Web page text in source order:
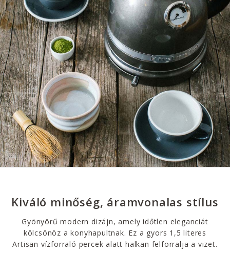
Kiváló minőség, áramvonalas stílus
Gyönyörű modern dizájn, amely időtlen eleganciát
kölcsönöz a konyhapultnak. Ez a gyors 1,5 literes
Artisan vízforraló percek alatt halkan felforralja a vizet.